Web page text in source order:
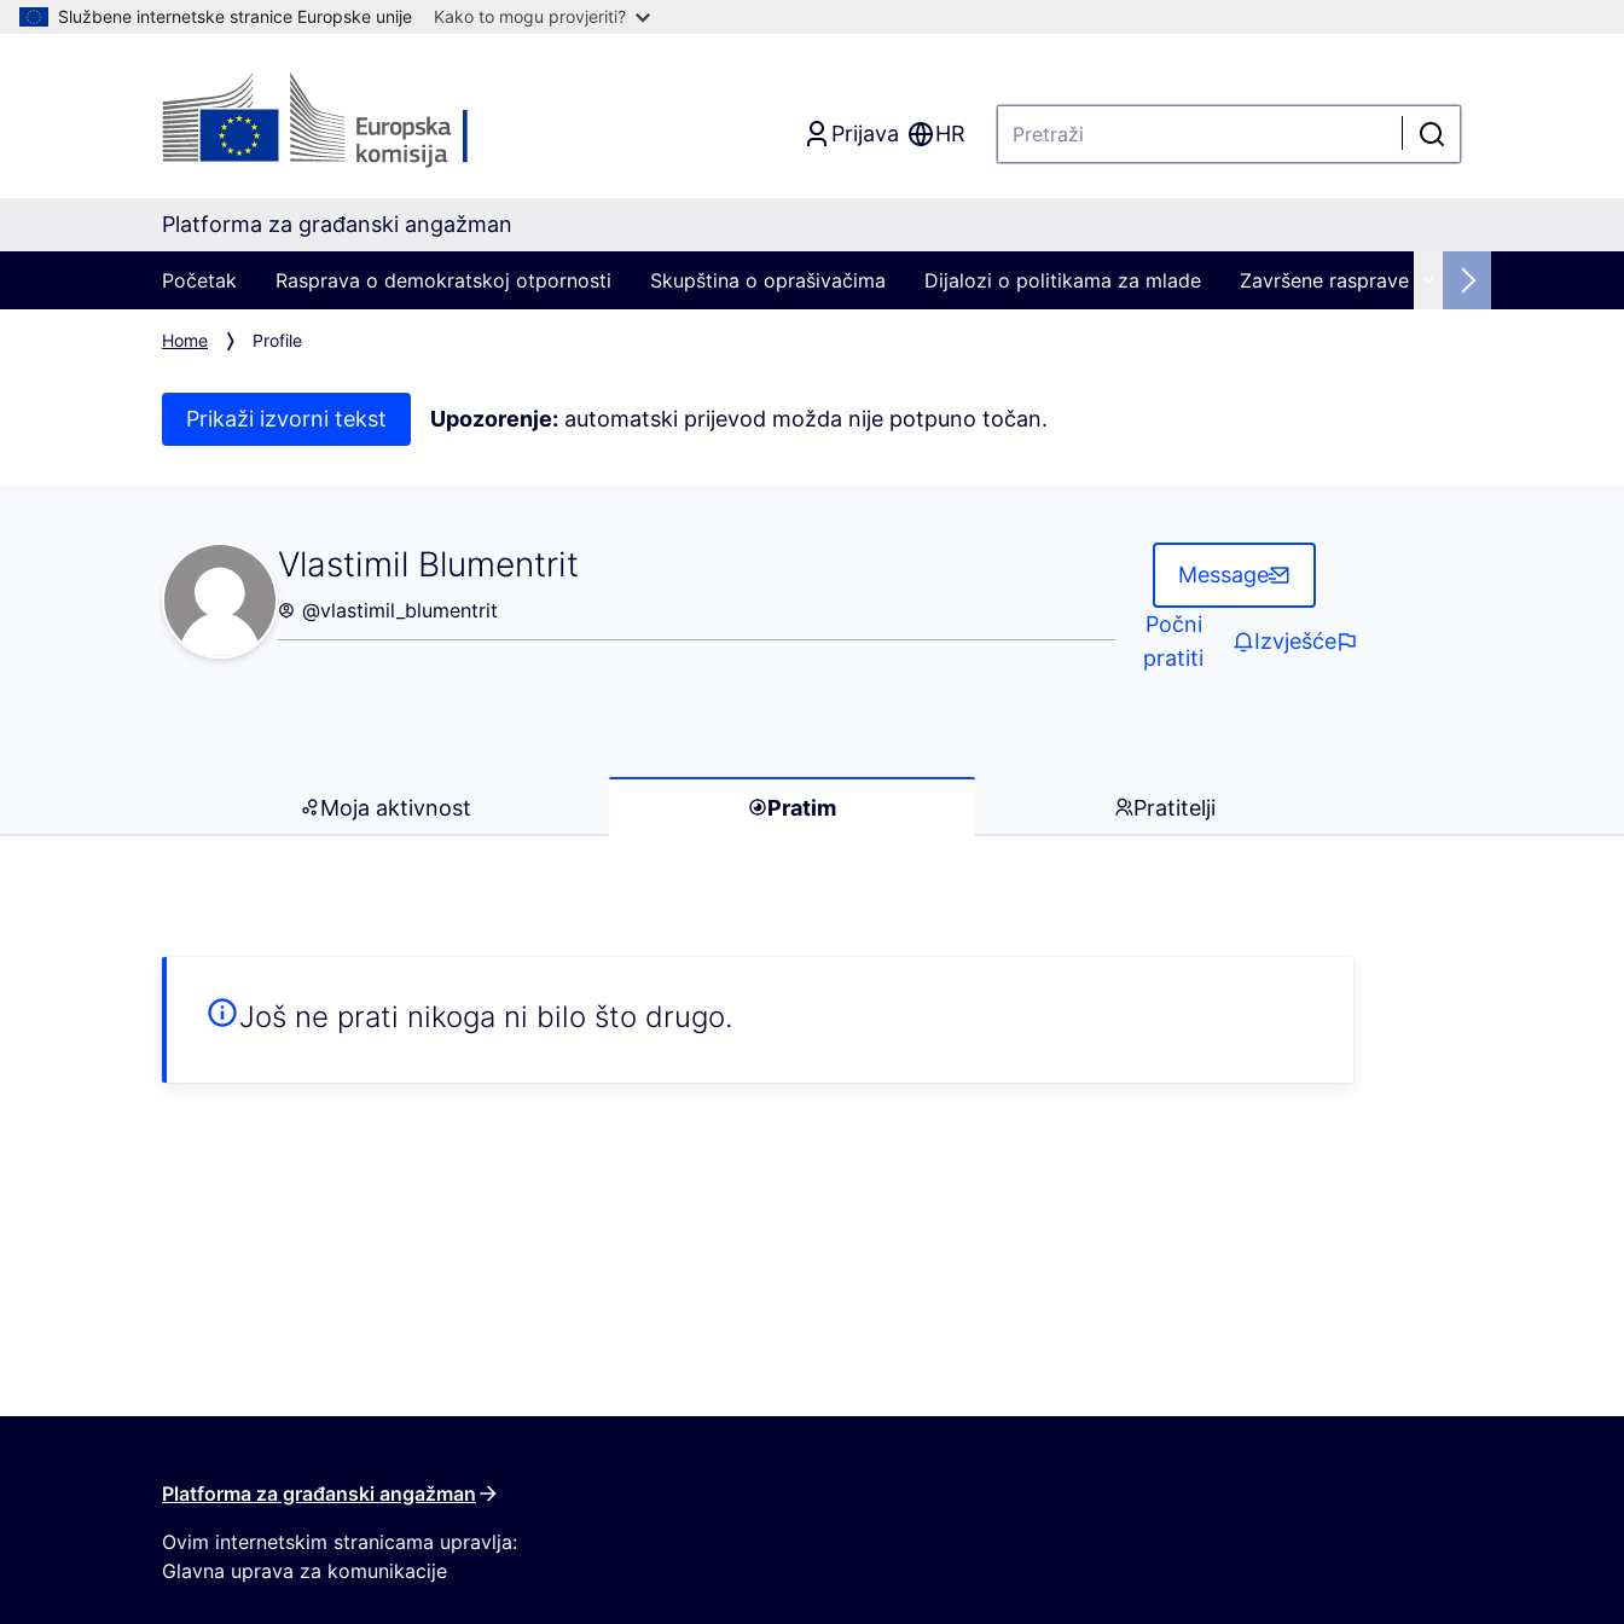
Službene internetske stranice Europske unije Kako to mogu provjeriti?
Prijava HR
Platforma za građanski angažman
Početak Rasprava o demokratskoj otpornosti Skupština o oprašivačima Dijalozi o politikama za mlade Završene rasprave
Home Profile
Prikaži izvorni tekst Upozorenje: automatski prijevod možda nije potpuno točan.
Vlastimil Blumentrit
Pratim (Vlastimil Blumentrit)
@vlastimil_blumentrit
Message
Počni
pratiti
Izvješće
Moja aktivnost Pratim Pratitelji
Još ne prati nikoga ni bilo što drugo.
Platforma za građanski angažman
Ovim internetskim stranicama upravlja:
Glavna uprava za komunikacije